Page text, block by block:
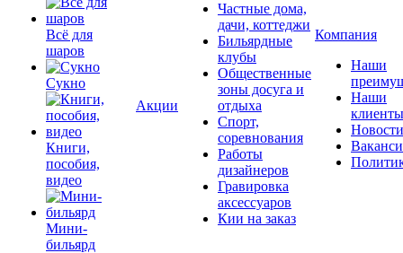
Всё для
шаров
Сукно
Книги,
пособия,
видео
Мини-
бильярд
Акции
Частные дома,
дачи, коттеджи
Бильярдные
клубы
Общественные
зоны досуга и
отдыха
Спорт,
соревнования
Работы
дизайнеров
Гравировка
аксессуаров
Кии на заказ
Компания
Наши
Наши
клиенты
Новости